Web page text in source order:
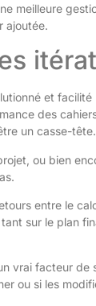
meilleure
ajoutée.
et facilité
des
un casse-tête.
ou bien
entre le
sur le plan
vrai facteur
ou si les